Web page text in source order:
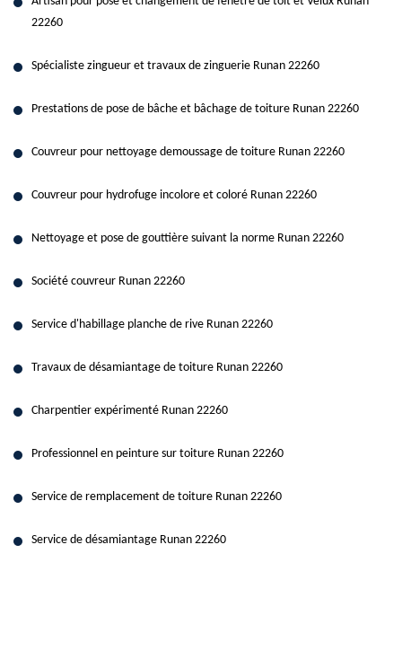
22260
Spécialiste zingueur et travaux de zinguerie Runan 22260
Prestations de pose de bâche et bâchage de toiture Runan 22260
Couvreur pour nettoyage demoussage de toiture Runan 22260
Couvreur pour hydrofuge incolore et coloré Runan 22260
Nettoyage et pose de gouttière suivant la norme Runan 22260
Société couvreur Runan 22260
Service d'habillage planche de rive Runan 22260
Travaux de désamiantage de toiture Runan 22260
Charpentier expérimenté Runan 22260
Professionnel en peinture sur toiture Runan 22260
Service de remplacement de toiture Runan 22260
Service de désamiantage Runan 22260